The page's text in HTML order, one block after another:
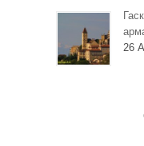
26